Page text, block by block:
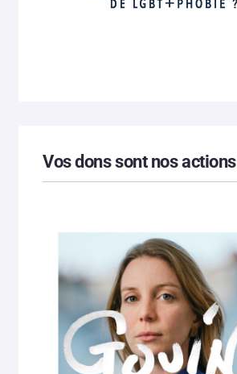
Vos dons sont nos actions